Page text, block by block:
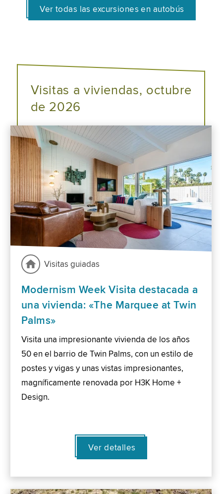
Ver todas las excursiones en autobús
Visitas a viviendas, octubre
de 2026
Visitas guiadas
Modernism Week Visita destacada a
una vivienda: «The Marquee at Twin
Palms»
Visita una impresionante vivienda de los años
50 en el barrio de Twin Palms, con un estilo de
postes y vigas y unas vistas impresionantes,
magníficamente renovada por H3K Home +
Design.
Ver detalles